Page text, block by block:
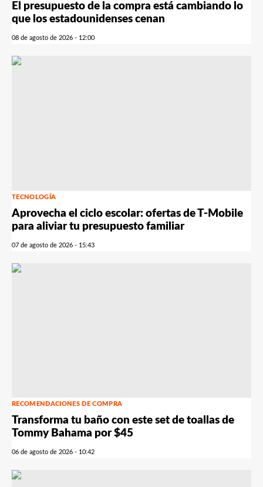
El presupuesto de la compra está cambiando lo
que los estadounidenses cenan
08 de agosto de 2026 - 12:00
TECNOLOGÍA
Aprovecha el ciclo escolar: ofertas de T-Mobile
para aliviar tu presupuesto familiar
07 de agosto de 2026 - 15:43
RECOMENDACIONES DE COMPRA
Transforma tu baño con este set de toallas de
Tommy Bahama por $45
06 de agosto de 2026 - 10:42